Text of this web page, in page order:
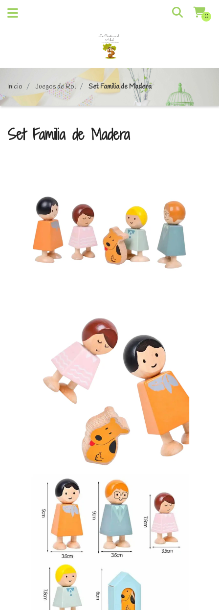
0
Inicio Juegos de Rol Set Familia de Madera
Set Familia de Madera